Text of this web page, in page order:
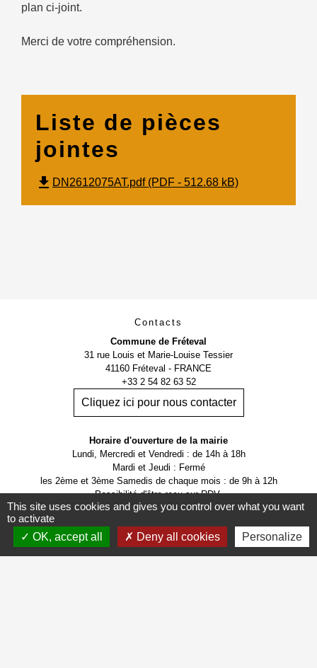
plan ci-joint.
Merci de votre compréhension.
Liste de pièces
jointes
file_download DN2612075AT.pdf (PDF - 512.68 kB)
Contacts
Commune de Fréteval
31 rue Louis et Marie-Louise Tessier
41160 Fréteval - FRANCE
+33 2 54 82 63 52
Cliquez ici pour nous contacter
Horaire d'ouverture de la mairie
Lundi, Mercredi et Vendredi : de 14h à 18h
Mardi et Jeudi : Fermé
les 2ème et 3ème Samedis de chaque mois : de 9h à 12h
Possibilité d'être reçu sur RDV.
This site uses cookies and gives you control over what you want
to activate
OK, accept all
Deny all cookies Personalize